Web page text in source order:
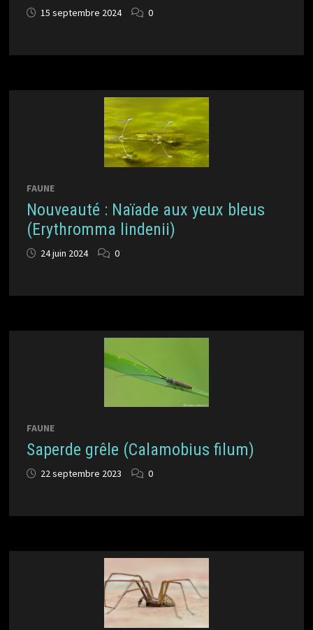
15 septembre 2024 0
FAUNE
Nouveauté : Naïade aux yeux bleus
(Erythromma lindenii)
24 juin 2024 0
FAUNE
Saperde grêle (Calamobius filum)
22 septembre 2023 0